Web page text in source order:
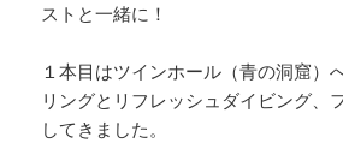
ストと一緒に！
１本目はツインホール（青の洞窟）
リングとリフレッシュダイビング、
してきました。